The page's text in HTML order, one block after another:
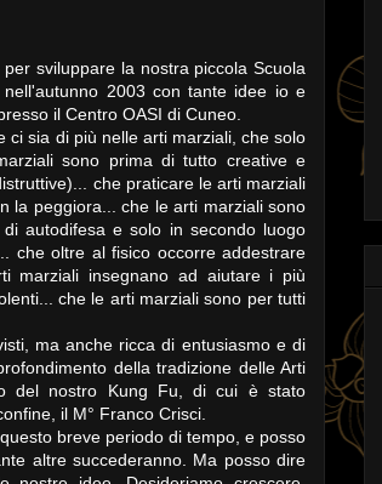
sviluppare la nostra piccola Scuola
2003 con tante idee io e
il Centro OASI di Cuneo.
ci sia di più nelle arti marziali, che solo
sono prima di tutto creative e
che praticare le arti marziali
la peggiora... che le arti marziali sono
autodifesa e solo in secondo luogo
che oltre al fisico occorre addestrare
marziali insegnano ad aiutare i più
che le arti marziali sono per tutti
ma anche ricca di entusiasmo e di
della tradizione delle Arti
del nostro Kung Fu, di cui è stato
il M° Franco Crisci.
breve periodo di tempo, e posso
altre succederanno. Ma posso dire